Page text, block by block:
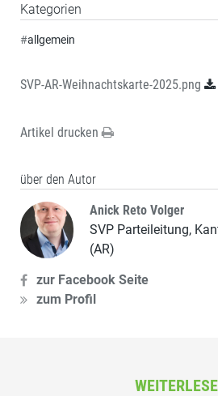
Kategorien
#allgemein
SVP-AR-Weihnachtskarte-2025.png
Artikel drucken
über den Autor
Anick Reto Volger
SVP Parteileitung,
(AR)
zur Facebook Seite
zum Profil